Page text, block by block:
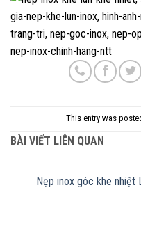
This entry was
BÀI VIẾT LIÊN QUAN
Nẹp inox góc khe nhiệt